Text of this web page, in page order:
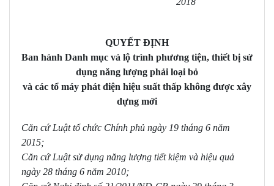
QUYẾT ĐỊNH
Ban hành Danh mục và lộ trình phương tiện, thiết bị sử
dụng năng lượng phải loại bỏ
và các tổ máy phát điện hiệu suất thấp không được xây
dựng mới
Căn cứ Luật tổ chức Chính phủ ngày 19 tháng 6 năm
2015;
Căn cứ Luật sử dụng năng lượng tiết kiệm và hiệu quả
ngày 28 tháng 6 năm 2010;